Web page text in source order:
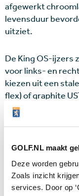
GOLF.NL maakt
Deze worden
Zoals inzicht
services. Door op
afgewerkt
levensduur
uitziet.
De King OS-ijzers
voor links- en
kiezen uit een
flex) of graphite
light flex) shaft.
1199 euro
Meer info: